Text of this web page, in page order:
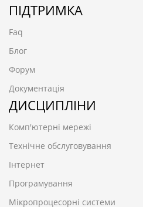
ПІДТРИМКА
Faq
Блог
Форум
Документація
ДИСЦИПЛІНИ
Комп'ютерні мережі
Технічне обслуговування
Інтернет
Програмування
Мікропроцесорні системи